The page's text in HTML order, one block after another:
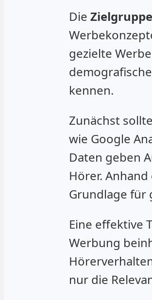
Die
gezielte
kennen.
Zunächst
wie Google
Daten geben
Hörer.
Grundlage für
Eine effektive
Werbung
nur die